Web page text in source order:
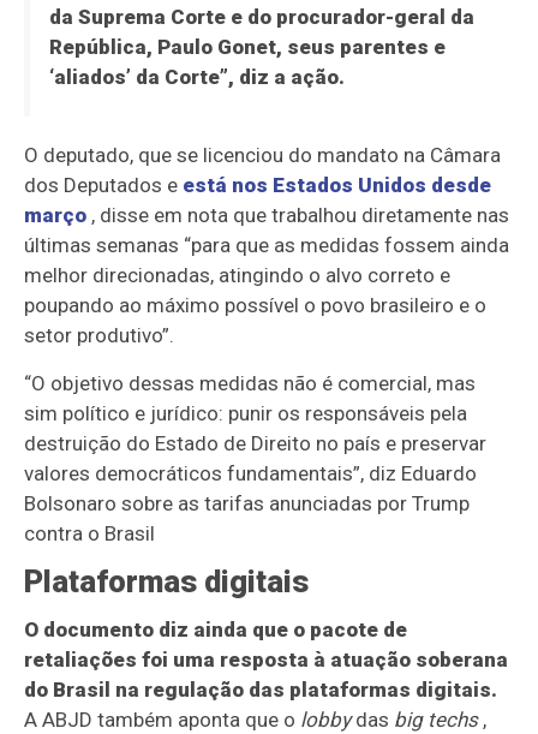
da Suprema Corte e do procurador-geral da
República, Paulo Gonet, seus parentes e
‘aliados’ da Corte”, diz a ação.
O deputado, que se licenciou do mandato na Câmara
dos Deputados e está nos Estados Unidos desde
março , disse em nota que trabalhou diretamente nas
últimas semanas “para que as medidas fossem ainda
melhor direcionadas, atingindo o alvo correto e
poupando ao máximo possível o povo brasileiro e o
setor produtivo”.
“O objetivo dessas medidas não é comercial, mas
sim político e jurídico: punir os responsáveis pela
destruição do Estado de Direito no país e preservar
valores democráticos fundamentais”, diz Eduardo
Bolsonaro sobre as tarifas anunciadas por Trump
contra o Brasil
Plataformas digitais
O documento diz ainda que o pacote de
retaliações foi uma resposta à atuação soberana
do Brasil na regulação das plataformas digitais.
A ABJD também aponta que o lobbydas big techs,